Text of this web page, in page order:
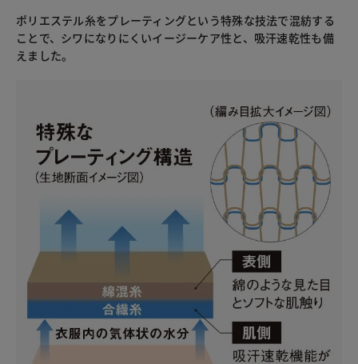
ポリエステル糸をプレーティングという特殊な技法で混紡する
ことで、シワになりにくいイージーケア性と、吸汗速乾性も備
えました。